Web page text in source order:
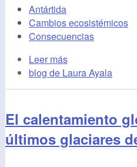
Antártida
Cambios ecosistémicos
Consecuencias
Leer más
blog de Laura Ayala
El calentamiento
últimos glaciares